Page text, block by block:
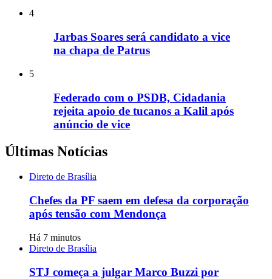
4
Jarbas Soares será candidato a vice
na chapa de Patrus
5
Federado com o PSDB, Cidadania
rejeita apoio de tucanos a Kalil após
anúncio de vice
Últimas Notícias
Direto de Brasília
Chefes da PF saem em defesa da corporação
após tensão com Mendonça
Há 7 minutos
Direto de Brasília
STJ começa a julgar Marco Buzzi por